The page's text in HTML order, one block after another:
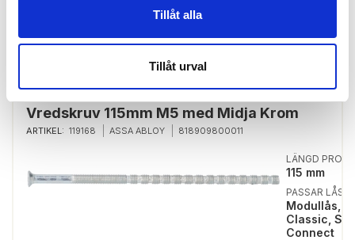
Tillåt alla
Tillåt urval
produktblad, ritningar, monteringsbeskrivningar samt övriga
Vredskruv 115mm M5 med Midja Krom
ARTIKEL: 119168 ASSA ABLOY 818909800011
LÄNGD
115 mm
PASSAR
Modullås,
Classic,
Connect